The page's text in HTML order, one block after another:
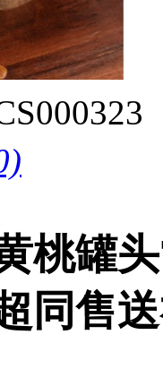
桃罐
同售